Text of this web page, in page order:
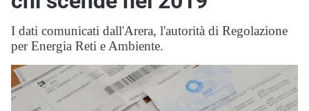
I dati comunicati dall'Arera, l'autorità di Regolazione
per Energia Reti e Ambiente.